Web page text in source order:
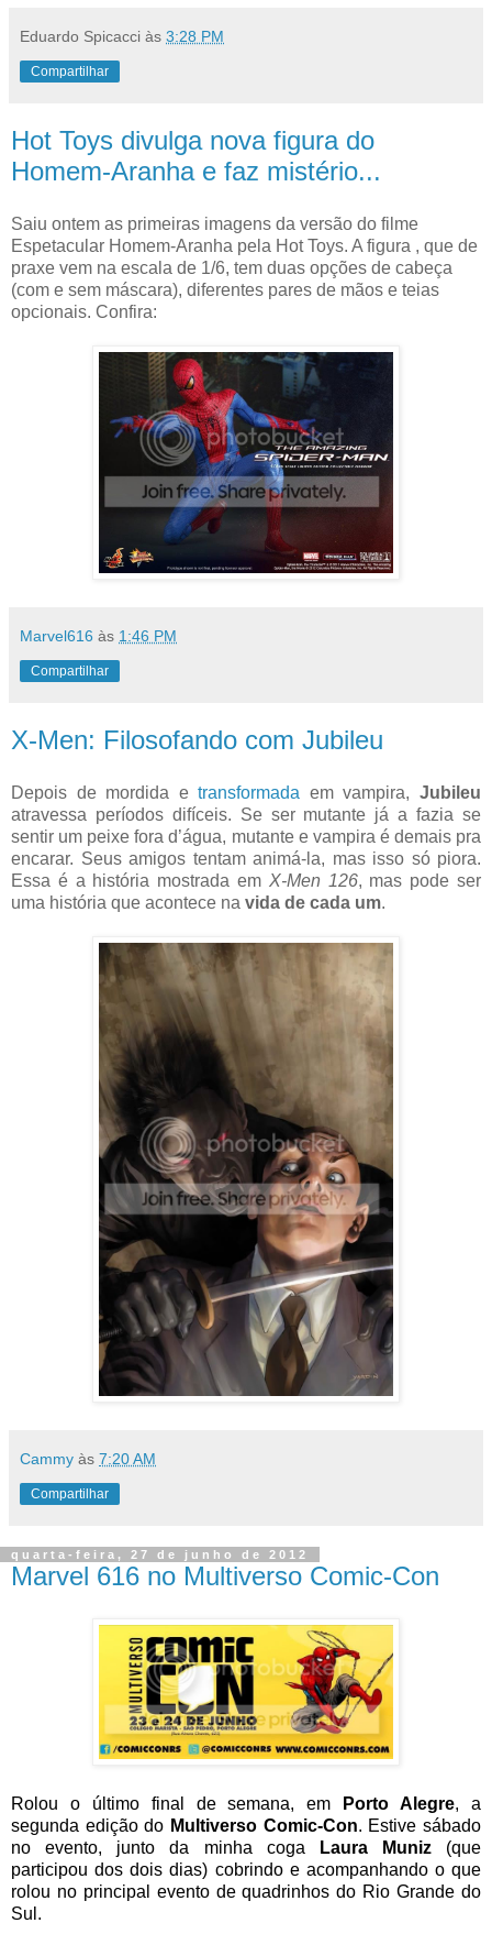
Eduardo Spicacci às 3:28 PM
Compartilhar
Hot Toys divulga nova figura do
Homem-Aranha e faz mistério...
Saiu ontem as primeiras imagens da versão do filme
Espetacular Homem-Aranha pela Hot Toys. A figura , que de
praxe vem na escala de 1/6, tem duas opções de cabeça
(com e sem máscara), diferentes pares de mãos e teias
opcionais. Confira:
Marvel616 às 1:46 PM
Compartilhar
X-Men: Filosofando com Jubileu
Depois de mordida etransformada em vampira,Jubileu
atravessa períodos difíceis. Se ser mutante já a fazia se
sentir um peixe fora d’água, mutante e vampira é demais pra
encarar. Seus amigos tentam animá-la, mas isso só piora.
Essa é a história mostrada em X-Men 126, mas pode ser
uma história que acontece na vida de cada um.
Cammy às 7:20 AM
Compartilhar
quarta-feira, 27 de junho de 2012
Marvel 616 no Multiverso Comic-Con
Rolou o último final de semana, em Porto Alegre, a
segunda edição do Multiverso Comic-Con. Estive sábado
no evento, junto da minha coga
Laura Muniz(que
participou dos dois dias) cobrindo e acompanhando o que
rolou no principal evento de quadrinhos do Rio Grande do
Sul.